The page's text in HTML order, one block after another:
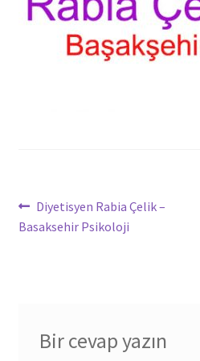
Yazı
dolaşımı
Önceki
yazı:
Diyetisyen Rabia Çelik –
Basaksehir Psikoloji
Bir cevap yazın